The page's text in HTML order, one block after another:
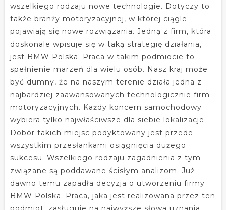
wszelkiego rodzaju nowe technologie. Dotyczy to
także branży motoryzacyjnej, w której ciągle
pojawiają się nowe rozwiązania. Jedną z firm, która
doskonale wpisuje się w taką strategię działania,
jest BMW Polska. Praca w takim podmiocie to
spełnienie marzeń dla wielu osób. Nasz kraj może
być dumny, że na naszym terenie działa jedna z
najbardziej zaawansowanych technologicznie firm
motoryzacyjnych. Każdy koncern samochodowy
wybiera tylko najwłaściwsze dla siebie lokalizacje.
Dobór takich miejsc podyktowany jest przede
wszystkim przesłankami osiągnięcia dużego
sukcesu. Wszelkiego rodzaju zagadnienia z tym
związane są poddawane ścisłym analizom. Już
dawno temu zapadła decyzja o utworzeniu firmy
BMW Polska. Praca, jaka jest realizowana przez ten